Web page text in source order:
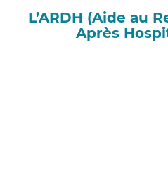
L’ARDH (Aide au
Après